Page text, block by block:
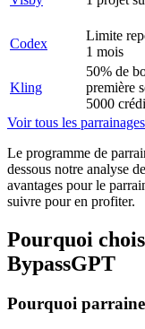
Codex
Limite
1 mois
Kling
50% de
première
5000
Voir tous les parrainages
Le programme de
dessous notre analyse
avantages pour le
suivre pour en profiter.
Pourquoi
BypassGPT
Pourquoi